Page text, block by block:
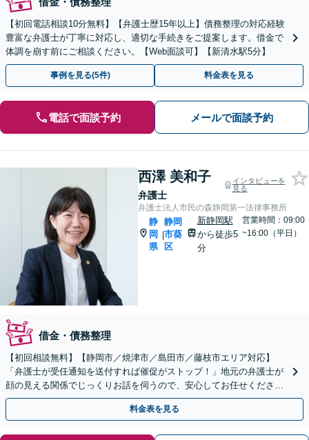
【初回電話相談10分無料】【弁護士歴15年以上】債務整理の対応経験
豊富な弁護士が丁寧に対応し、適切な手続きをご提案します。借金で
体調を崩す前にご相談ください。【Web面談可】【新清水駅5分】
事例を見る(5件) 料金表を見る
電話で面談予約 メールで面談予約
西澤 美和子
弁護士
インタビューを
見る
弁護士法人市民の森静岡第一法律事務所
静
岡
県
|
静岡
市葵
区
新静岡駅
から徒歩5
分
営業時間：09:00
~16:00（平日）
借金・債務整理
【初回相談無料】【静岡市／焼津市／島田市／藤枝市エリア対応】
「弁護士が受任通知を送付すれば催促がストップ！」地元の弁護士が
顔の見える関係でじっくりお話を伺うので、安心してお任せくださ
い。共に最適な解決を図りましょう「過払い金のご相談対応」
料金表を見る